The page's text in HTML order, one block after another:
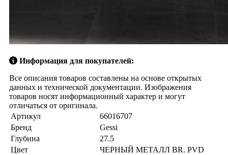
Информация для покупателей:
Все описания товаров составлены на основе открытых
данных и технической документации. Изображения
товаров носят информационный характер и могут
отличаться от оригинала.
Артикул
66016707
Бренд
Gessi
Глубина
27.5
Цвет
ЧЕРНЫЙ МЕТАЛЛ BR. PVD